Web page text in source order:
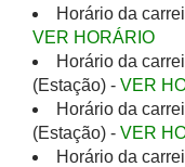
Horário da
VER HORÁRIO
Horário da
(Estação) - VER
Horário da
(Estação) - VER
Horário da